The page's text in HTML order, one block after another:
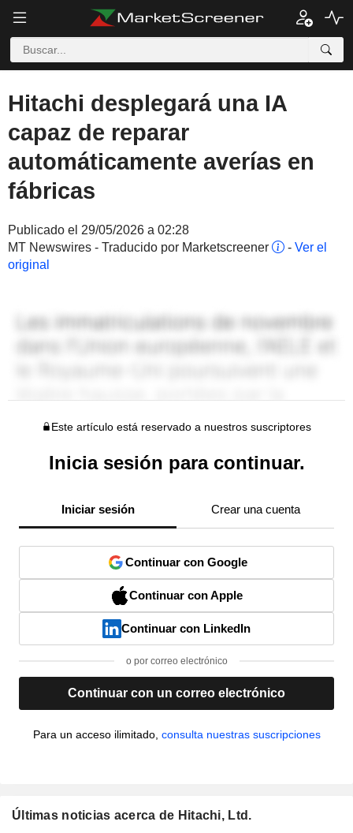
Hitachi desplegará una IA
capaz de reparar
automáticamente averías en
fábricas
Publicado el 29/05/2026 a 02:28
MT Newswires - Traducido por Marketscreener
- Ver el
original
Este artículo está reservado a nuestros suscriptores
Inicia sesión para continuar.
Iniciar sesión Crear una cuenta
Continuar con Google
Continuar con Apple
Continuar con LinkedIn
o por correo electrónico
Continuar con un correo electrónico
Para un acceso ilimitado, consulta nuestras suscripciones
Últimas noticias acerca de Hitachi, Ltd.